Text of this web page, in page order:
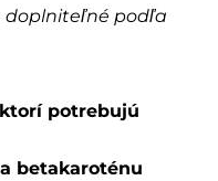
doplniteľné podľa
potrebujú
betakaroténu